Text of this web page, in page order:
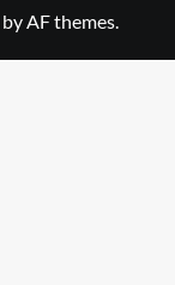
by AF themes.